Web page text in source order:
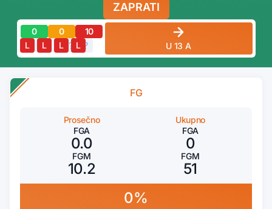
ZAPRATI
0 0 10
? ? ? ?
L L L L U 13 A
FG
Prosečno
FGA
0.0
FGM
10.2
Ukupno
FGA
0
FGM
51
0%